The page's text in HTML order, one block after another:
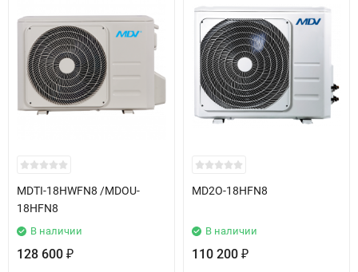
MDTI-18HWFN8 /MDOU-
18HFN8
В наличии
128 600 ₽
MD2O-18HFN8
В наличии
110 200 ₽